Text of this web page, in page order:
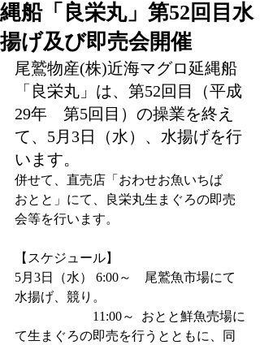
縄船「良栄丸」第52回目水
揚げ及び即売会開催
尾鷲物産(株)近海マグロ延縄船
「良栄丸」は、第52回目（平成
29年　第5回目）の操業を終え
て、5月3日（水）、水揚げを行
います。
併せて、直売店「おわせお魚いちば
おとと」にて、良栄丸生まぐろの即売
会等を行います。
【スケジュール】
5月3日（水） 6:00～　尾鷲魚市場にて
水揚げ、競り。
11:00～  おとと鮮魚売場に
て生まぐろの即売を行うとともに、同